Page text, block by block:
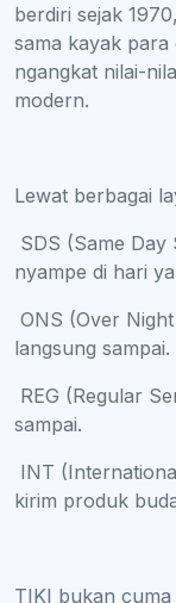
berdiri sejak
sama kayak para
ngangkat nilai-
modern.
Lewat berbagai
SDS (Same
nyampe di hari
ONS (Over
langsung sampai.
REG (Regular
sampai.
INT
kirim produk
TIKI bukan cuma